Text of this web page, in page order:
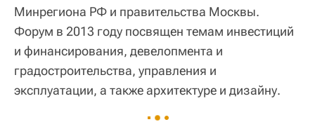
Минрегиона РФ и правительства Москвы.
Форум в 2013 году посвящен темам инвестиций
и финансирования, девелопмента и
градостроительства, управления и
эксплуатации, а также архитектуре и дизайну.